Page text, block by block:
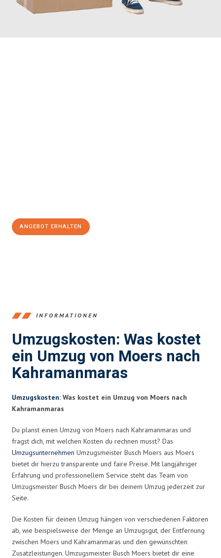
ANGEBOT ERHALTEN
INFORMATIONEN
Umzugskosten: Was kostet
ein Umzug von Moers nach
Kahramanmaras
Umzugskosten: Was kostet ein Umzug von Moers nach
Kahramanmaras
Du planst einen Umzug von Moers nach Kahramanmaras und
fragst dich, mit welchen Kosten du rechnen musst? Das
Umzugsunternehmen Umzugsmeister Busch Moers aus Moers
bietet dir hierzu transparente und faire Preise. Mit langjähriger
Erfahrung und professionellem Service steht das Team von
Umzugsmeister Busch Moers dir bei deinem Umzug jederzeit zur
Seite.
Die Kosten für deinen Umzug hängen von verschiedenen Faktoren
ab, wie beispielsweise der Menge an Umzugsgut, der Entfernung
zwischen Moers und Kahramanmaras und den gewünschten
Zusatzleistungen. Umzugsmeister Busch Moers bietet dir eine